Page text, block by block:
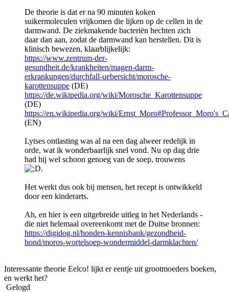
De theorie is dat er na 90 minuten koken
suikermoleculen vrijkomen die lijken op de cellen in de
darmwand. De ziekmakende bacteriën hechten zich
daar dan aan, zodat de darmwand kan herstellen. Dit is
klinisch bewezen, klaarblijkelijk:
https://www.zentrum-der-
gesundheit.de/krankheiten/magen-darm-
erkrankungen/durchfall-uebersicht/morosche-
karottensuppe (DE)
https://de.wikipedia.org/wiki/Morosche_Karottensuppe
(DE)
https://en.wikipedia.org/wiki/
(EN)
Lytses ontlasting was al na een dag alweer redelijk in
orde, wat ik wonderbaarlijk snel vond. Nu op dag drie
had hij wel schoon genoeg van de soep, trouwens
.
Het werkt dus ook bij mensen, het recept is ontwikkeld
door een kinderarts.
Ah, en hier is een uitgebreide uitleg in het Nederlands -
die niet helemaal overeenkomt met de Duitse bronnen:
https://digidog.nl/honden-kennisbank/gezondheid-
hond/moros-wortelsoep-wondermiddel-darmklachten/
Interessante theorie Eelco! lijkt er eentje uit grootmoeders boeken,
en werkt het?
Gelogd